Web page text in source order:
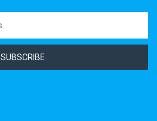
SUBSCRIBE